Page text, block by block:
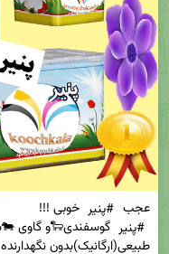
عجب #پنیر خوبی !!!
#پنیر
طبیعی(ارگانیک)بدون نگهدارنده